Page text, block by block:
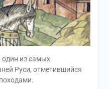
один из самых
Руси, отметившийся